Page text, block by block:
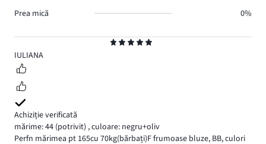
5
IULIANA
Achiziție verificată
mărime: 44 (potrivit) ,culoare: negru+oliv
Perfn mărimea pt 165cu 70kg(bărbați)F frumoase bluze, BB, culori
Prea mică
0%